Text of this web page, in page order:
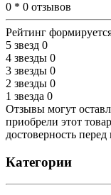
0 * 0 отзывов
Рейтинг
5 звезд 0
4 звезды 0
3 звезды 0
2 звезды 0
1 звезда 0
Отзывы могут
приобрели этот
достоверность
Категории